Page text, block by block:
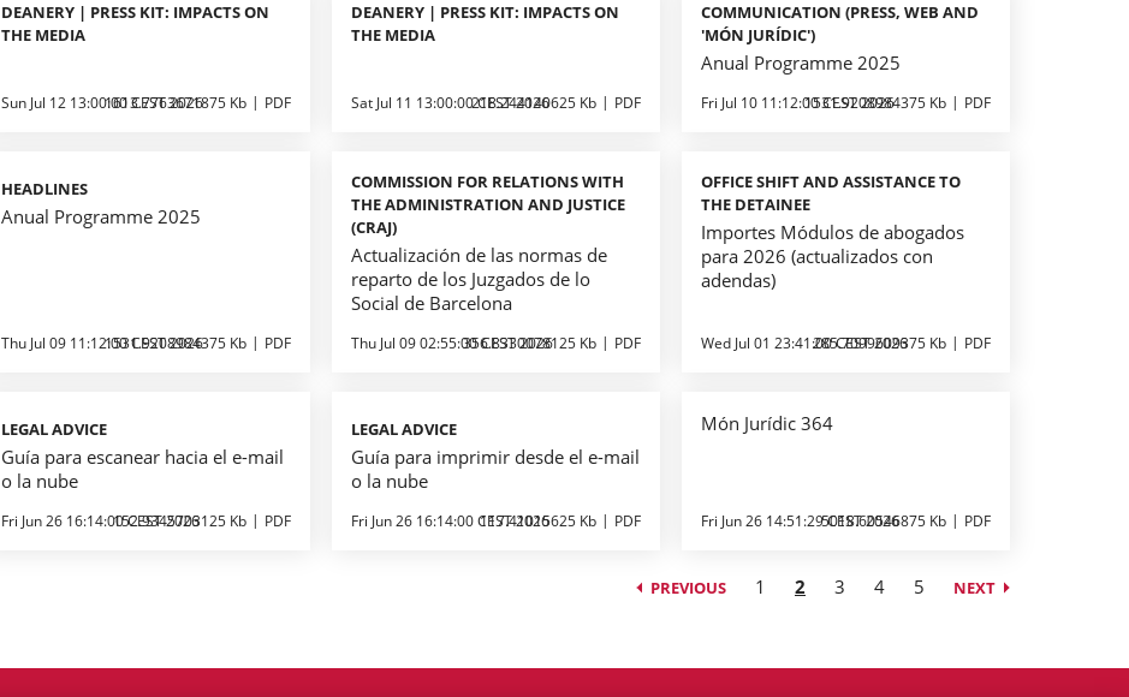
DEANERY | PRESS KIT: IMPACTS ON
THE MEDIA
Sun Jul 12 13:00:00 CEST 2026
1613.7763671875 Kb PDF
DEANERY | PRESS KIT: IMPACTS ON
THE MEDIA
Sat Jul 11 13:00:00 CEST 2026
218.244140625 Kb PDF
COMMUNICATION (PRESS, WEB AND
'MÓN JURÍDIC')
Anual Programme 2025
Fri Jul 10 11:12:00 CEST 2026
1531.9208984375 Kb PDF
HEADLINES
Anual Programme 2025
Thu Jul 09 11:12:00 CEST 2026
1531.9208984375 Kb PDF
COMMISSION FOR RELATIONS WITH
THE ADMINISTRATION AND JUSTICE
(CRAJ)
Actualización de las normas de
reparto de los Juzgados de lo
Social de Barcelona
Thu Jul 09 02:55:00 CEST 2026
356.8330078125 Kb PDF
OFFICE SHIFT AND ASSISTANCE TO
THE DETAINEE
Importes Módulos de abogados
para 2026 (actualizados con
adendas)
Wed Jul 01 23:41:00 CEST 2026
285.7099609375 Kb PDF
LEGAL ADVICE
Guía para escanear hacia el e-mail
o la nube
Fri Jun 26 16:14:00 CEST 2026
152.9345703125 Kb PDF
LEGAL ADVICE
Guía para imprimir desde el e-mail
o la nube
Fri Jun 26 16:14:00 CEST 2026
117.41015625 Kb PDF
Món Jurídic 364
Fri Jun 26 14:51:29 CEST 2026
5018.60546875 Kb PDF
PREVIOUS 1 2 3 4 5 NEXT